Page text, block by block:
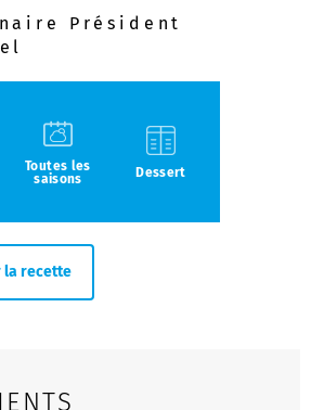
Président
Toutes les
saisons
Dessert
la recette